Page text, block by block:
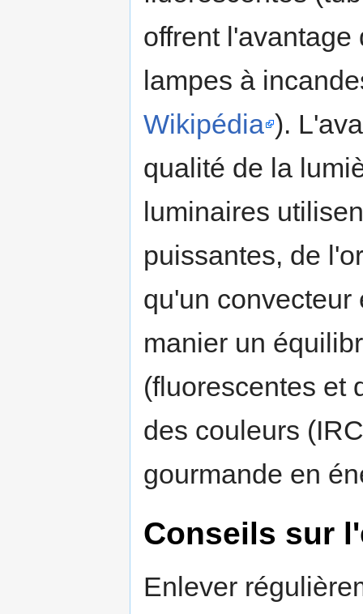
offrent
lampes à
Wikipédia ).
qualité de la
luminaires
puissantes, de
qu'un convecteur
manier un
(fluorescentes et
des couleurs
gourmande en
Conseils sur
Enlever